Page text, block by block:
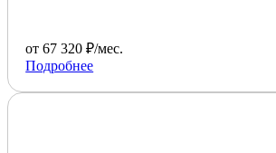
от 67 320 ₽/мес.
Подробнее